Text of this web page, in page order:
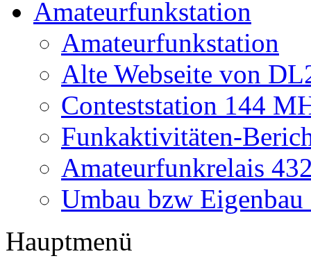
Amateurfunkstation
Amateurfunkstation
Alte Webseite von
Conteststation 144
Funkaktivitäten-
Amateurfunkrelais
Umbau bzw
Hauptmenü